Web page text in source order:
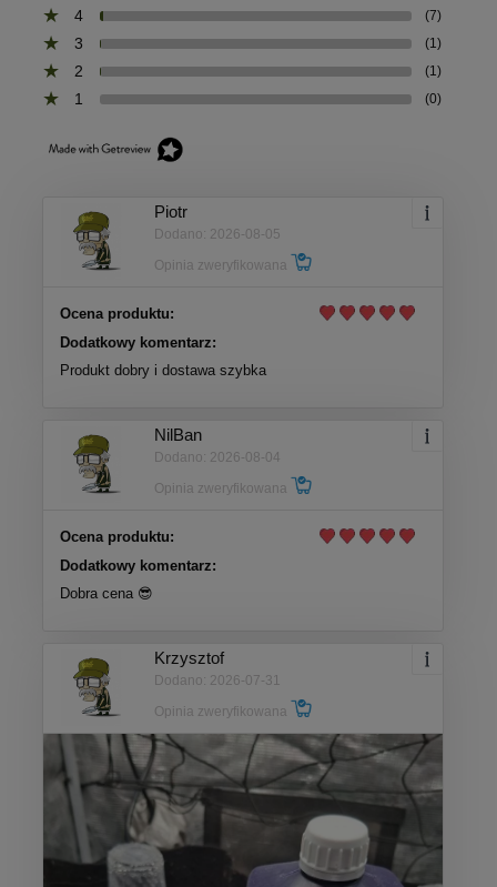
4 (7)
3 (1)
2 (1)
1 (0)
Piotr
Dodano: 2026-08-05
Opinia zweryfikowana
Ocena produktu:
Dodatkowy komentarz:
Produkt dobry i dostawa szybka
NilBan
Dodano: 2026-08-04
Opinia zweryfikowana
Ocena produktu:
Dodatkowy komentarz:
Dobra cena 😎
Krzysztof
Dodano: 2026-07-31
Opinia zweryfikowana